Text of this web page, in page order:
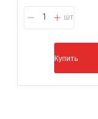
шт
Купить